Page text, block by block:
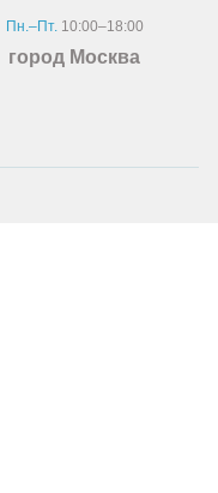
Пн.–Пт.10:00–18:00
город Москва